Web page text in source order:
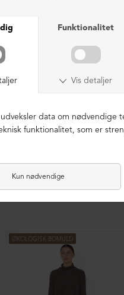
Lang cardigan med plisse
DKK 2.099,00
ØKOLOGISK BOMULD